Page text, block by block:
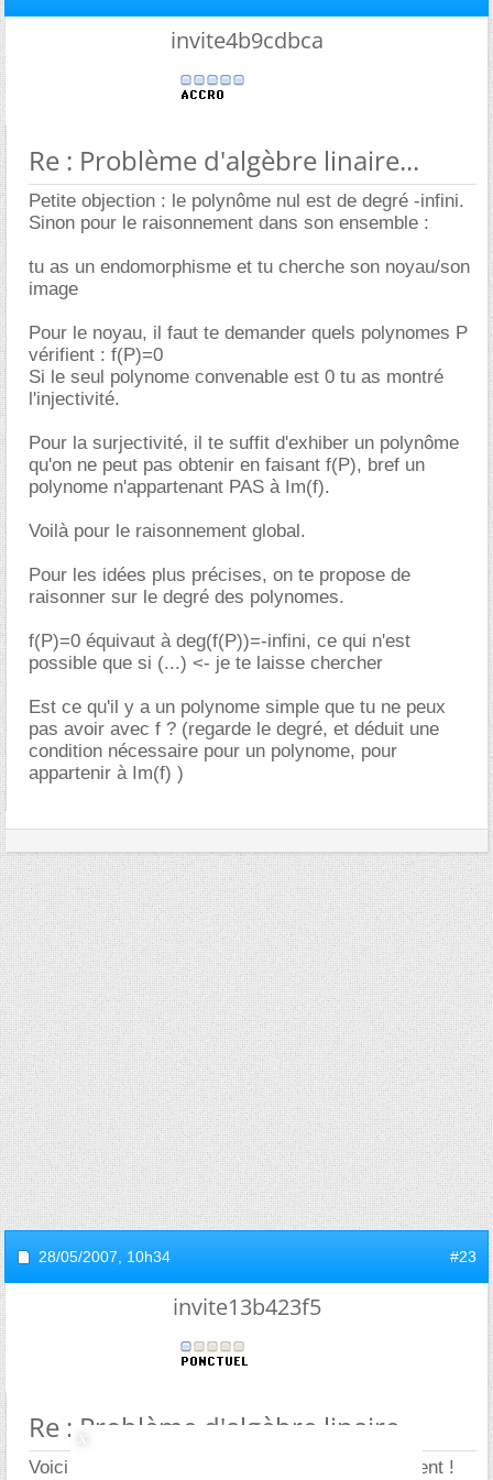
invite4b9cdbca
Re : Problème d'algèbre linaire...
Petite objection : le polynôme nul est de degré -infini.
Sinon pour le raisonnement dans son ensemble :
tu as un endomorphisme et tu cherche son noyau/son
image
Pour le noyau, il faut te demander quels polynomes P
vérifient : f(P)=0
Si le seul polynome convenable est 0 tu as montré
l'injectivité.
Pour la surjectivité, il te suffit d'exhiber un polynôme
qu'on ne peut pas obtenir en faisant f(P), bref un
polynome n'appartenant PAS à Im(f).
Voilà pour le raisonnement global.
Pour les idées plus précises, on te propose de
raisonner sur le degré des polynomes.
f(P)=0 équivaut à deg(f(P))=-infini, ce qui n'est
possible que si (...) <- je te laisse chercher
Est ce qu'il y a un polynome simple que tu ne peux
pas avoir avec f ? (regarde le degré, et déduit une
condition nécessaire pour un polynome, pour
appartenir à Im(f) )
28/05/2007, 10h34 #23
invite13b423f5
Re : Problème d'algèbre linaire...
Voici ma solution mais quelques doutes subsistent !